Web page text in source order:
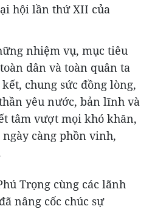
hội lần thứ XII của
nhiệm vụ, mục tiêu
dân và toàn quân ta
chung sức đồng lòng,
yêu nước, bản lĩnh và
tâm vượt mọi khó khăn,
càng phồn vinh,
Trọng cùng các lãnh
nâng cốc chúc sự